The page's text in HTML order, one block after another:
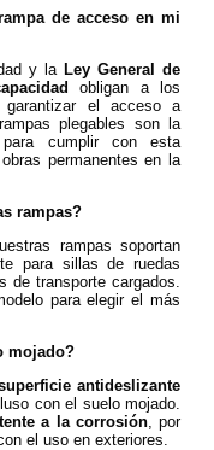
de acceso en mi
y la Ley General de
obligan a los
garantizar el acceso a
plegables son la
cumplir con esta
permanentes en la
rampas?
rampas soportan
para sillas de ruedas
transporte cargados.
para elegir el más
mojado?
antideslizante
con el suelo mojado.
a la corrosión, por
el uso en exteriores.